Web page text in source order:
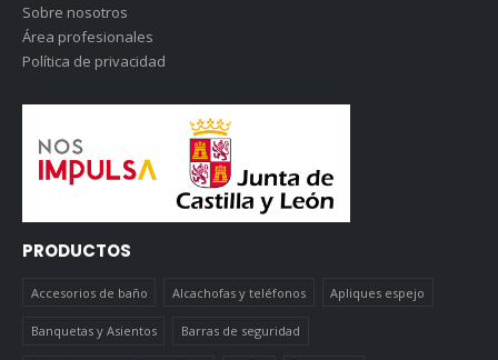
Sobre nosotros
Área profesionales
Política de privacidad
PRODUCTOS
Accesorios de baño Alcachofas y teléfonos Apliques espejo
Banquetas y Asientos Barras de seguridad